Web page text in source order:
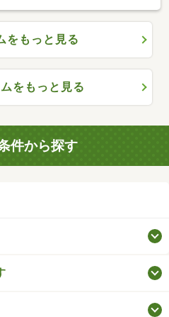
をもっと見る
をもっと見る
件から探す